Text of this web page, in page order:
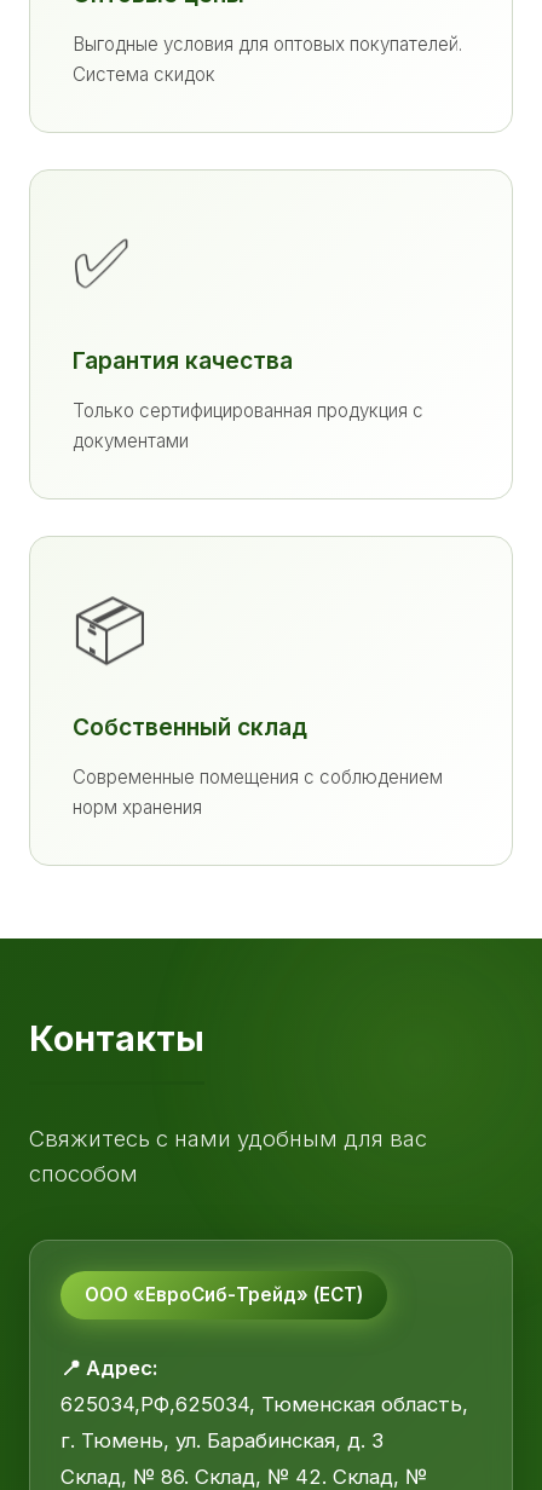
Выгодные условия для оптовых покупателей.
Система скидок
✅
Гарантия качества
Только сертифицированная продукция с
документами
📦
Собственный склад
Современные помещения с соблюдением
норм хранения
Контакты
Свяжитесь с нами удобным для вас
способом
ООО «ЕвроСиб-Трейд» (ЕСТ)
📍 Адрес:
625034,РФ,625034, Тюменская область,
г. Тюмень, ул. Барабинская, д. 3
Склад, № 86. Склад, № 42. Склад, №